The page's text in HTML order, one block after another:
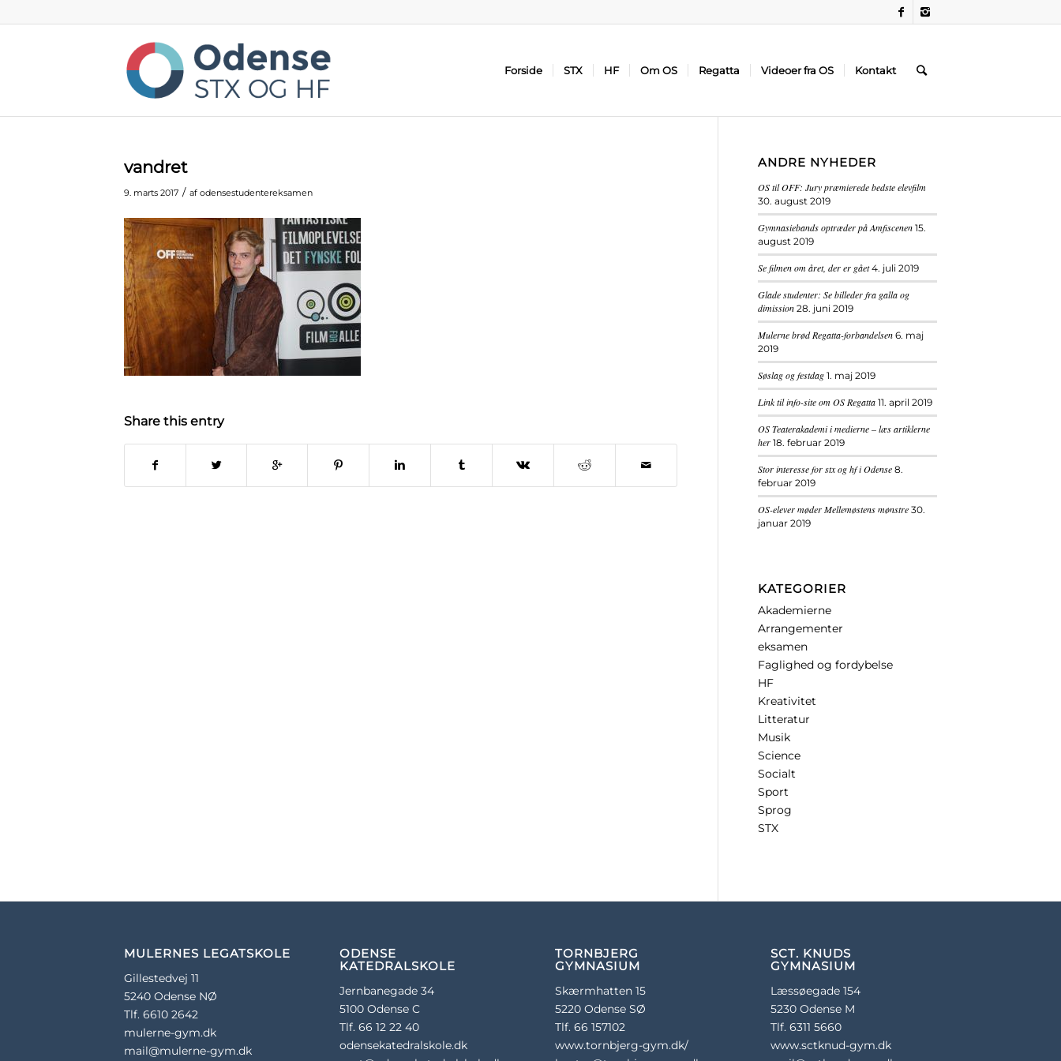
Forside STX HF Om OS Regatta Videoer fra OS Kontakt
vandret
9. marts 2017 / af odensestudentereksamen
Share this entry
ANDRE NYHEDER
OS til OFF: Jury præmierede bedste elevfilm
30. august 2019
Gymnasiebands optræder på Amfiscenen 15.
august 2019
Se filmen om året, der er gået 4. juli 2019
Glade studenter: Se billeder fra galla og
dimission 28. juni 2019
Mulerne brød Regatta-forbandelsen 6. maj
2019
Søslag og festdag 1. maj 2019
Link til info-site om OS Regatta 11. april 2019
OS Teaterakademi i medierne – læs artiklerne
her 18. februar 2019
Stor interesse for stx og hf i Odense 8.
februar 2019
OS-elever møder Mellemøstens mønstre 30.
januar 2019
KATEGORIER
Akademierne
Arrangementer
eksamen
Faglighed og fordybelse
HF
Kreativitet
Litteratur
Musik
Science
Socialt
Sport
Sprog
STX
MULERNES LEGATSKOLE
Gillestedvej 11
5240 Odense NØ
Tlf. 6610 2642
mulerne-gym.dk
mail@mulerne-gym.dk
ODENSE
KATEDRALSKOLE
Jernbanegade 34
5100 Odense C
Tlf. 66 12 22 40
odensekatedralskole.dk
TORNBJERG
GYMNASIUM
Skærmhatten 15
5220 Odense SØ
Tlf. 66 157102
www.tornbjerg-gym.dk/
SCT. KNUDS
GYMNASIUM
Læssøegade 154
5230 Odense M
Tlf. 6311 5660
www.sctknud-gym.dk